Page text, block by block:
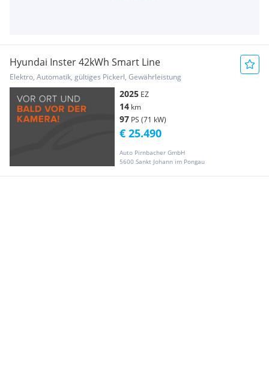
Hyundai Inster 42kWh Smart Line
Elektro, Automatik, gültiges Pickerl, Gewährleistung
2025 EZ
14 km
97 PS (71 kW)
Auto Pirnbacher GmbH
5600 Sankt Johann im Pongau
€ 25.490